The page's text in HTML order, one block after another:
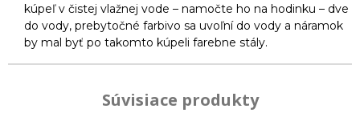
kúpeľ v čistej vlažnej vode – namočte ho na hodinku – dve
do vody, prebytočné farbivo sa uvoľní do vody a náramok
by mal byť po takomto kúpeli farebne stály.
Súvisiace produkty